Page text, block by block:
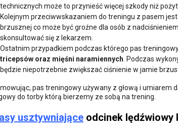
technicznych może to przynieść więcej szkody niż
Kolejnym przeciwwskazaniem do treningu z pasem jest
brzusznej co może być groźne dla osób z
skonsultować się z lekarzem.
Ostatnim przypadkiem podczas którego pas
tricepsów oraz mięśni naramiennych . Podczas
będzie niepotrzebnie zwiększać ciśnienie w jamie
pas treningowy używany z głową i umiarem
do torby którą bierzemy ze sobą na trening.
usztywniające odcinek lędźwiowy